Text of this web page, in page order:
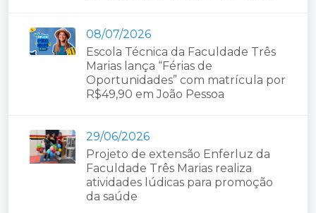
08/07/2026
Escola Técnica da Faculdade Três
Marias lança “Férias de
Oportunidades” com matrícula por
R$49,90 em João Pessoa
29/06/2026
Projeto de extensão Enferluz da
Faculdade Três Marias realiza
atividades lúdicas para promoção
da saúde